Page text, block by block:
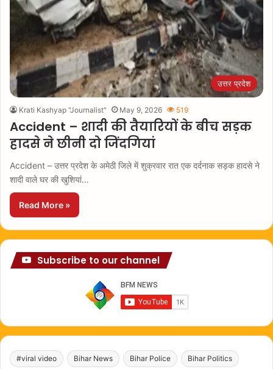
उत्तर प्रदेश
Krati Kashyap "Journalist" May 9, 2026 519
Accident – शादी की तैयारियों के बीच सड़क
हादसे ने छीनी दो जिंदगियां
Accident – उत्तर प्रदेश के अमेठी जिले में शुक्रवार रात एक दर्दनाक सड़क हादसे ने
शादी वाले घर की खुशियां…
Read More »
Subscribe to our channel
#viral video Bihar News Bihar Police Bihar Politics